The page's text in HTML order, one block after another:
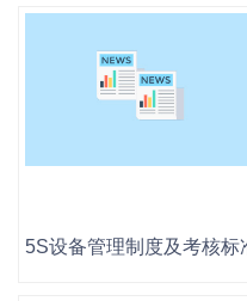
5S设备管理制度及考核标